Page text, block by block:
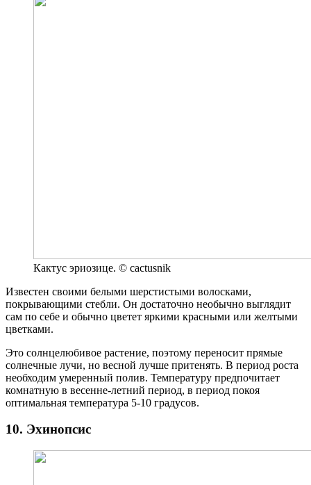
Кактус эриозице. © cactusnik
Известен своими белыми шерстистыми волосками,
покрывающими стебли. Он достаточно необычно выглядит
сам по себе и обычно цветет яркими красными или желтыми
цветками.
Это солнцелюбивое растение, поэтому переносит прямые
солнечные лучи, но весной лучше притенять. В период роста
необходим умеренный полив. Температуру предпочитает
комнатную в весенне-летний период, в период покоя
оптимальная температура 5-10 градусов.
10. Эхинопсис